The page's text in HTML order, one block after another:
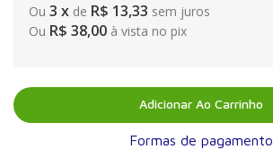
Ou 3 x de R$ 13,33 sem juros
Ou R$ 38,00 à vista no pix
Adicionar Ao Carrinho
Formas de pagamento